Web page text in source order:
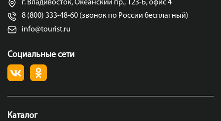
г. Владивосток, Океанский пр., 123-Б, офис 4
8 (800) 333-48-60 (звонок по России бесплатный)
info@tourist.ru
Социальные сети
Каталог